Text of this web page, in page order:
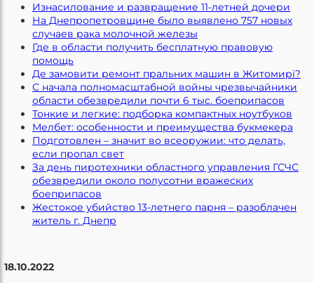
Изнасилование и развращение 11-летней дочери
На Днепропетровщине было выявлено 757 новых
случаев рака молочной железы
Где в области получить бесплатную правовую
помощь
Де замовити ремонт пральних машин в Житомирі?
С начала полномасштабной войны чрезвычайники
области обезвредили почти 6 тыс. боеприпасов
Тонкие и легкие: подборка компактных ноутбуков
Мелбет: особенности и преимущества букмекера
Подготовлен – значит во всеоружии: что делать,
если пропал свет
За день пиротехники областного управления ГСЧС
обезвредили около полусотни вражеских
боеприпасов
Жестокое убийство 13-летнего парня – разоблачен
житель г. Днепр
18.10.2022